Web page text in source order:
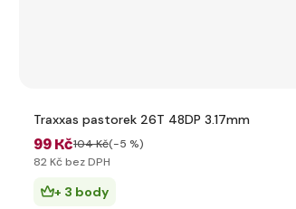
Traxxas pastorek 26T 48DP 3.17mm
99 Kč104 Kč(-5 %)
82 Kč bez DPH
+ 3 body